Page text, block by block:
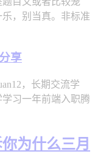
，别当真。非标准
享
，长期交流学
习一年前端入职腾
为什么三月